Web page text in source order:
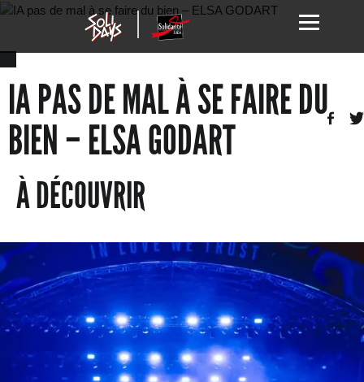
IA PAS DE MAL À SE FAIRE DU
BIEN – ELSA GODART
À DÉCOUVRIR